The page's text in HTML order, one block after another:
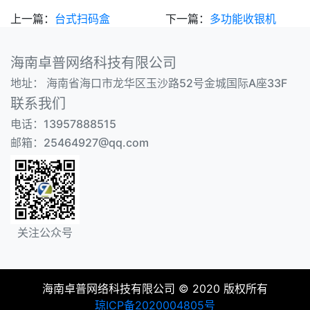
上一篇： 台式扫码盒 下一篇： 多功能收银机
海南卓普网络科技有限公司
地址： 海南省海口市龙华区玉沙路52号金城国际A座33F
联系我们
电话：13957888515
邮箱：25464927@qq.com
关注公众号
海南卓普网络科技有限公司 © 2020 版权所有
琼ICP备2020004805号